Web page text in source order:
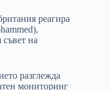
реагира
на
разглежда
мониторинг